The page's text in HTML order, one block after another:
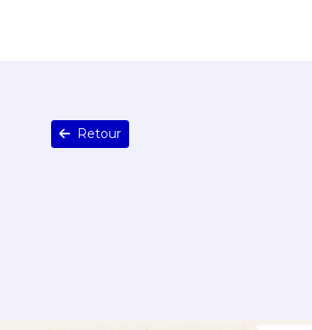
Retour